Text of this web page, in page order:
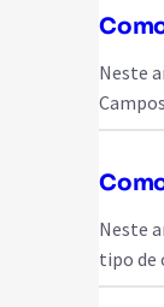
Neste
Neste
tipo de